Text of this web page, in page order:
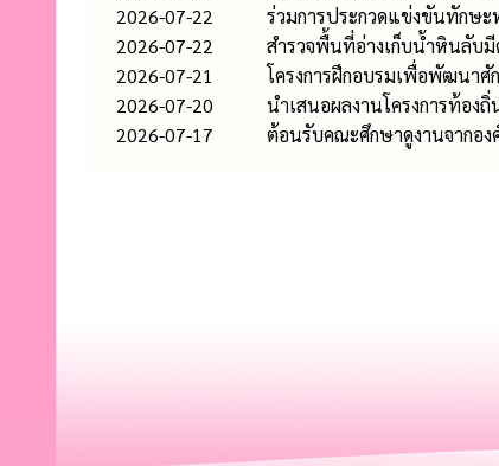
2026-07-22
ร่วมการประกวดแข่งขันทักษะ
2026-07-22
สำรวจพื้นที่อ่างเก็บน้ำหินลับมี
2026-07-21
โครงการฝึกอบรมเพื่อพัฒนา
2026-07-20
นำเสนอผลงานโครงการท้องถิ่
2026-07-17
ต้อนรับคณะศึกษาดูงานจากอ